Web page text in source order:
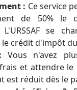
: Ce service
de 50% le
L'URSSAF se
crédit d'impôt
Vous n'avez
et attendre le
est réduit dès le